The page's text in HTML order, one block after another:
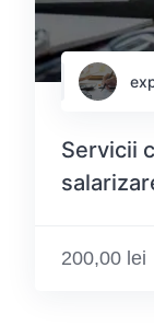
Servicii
200,00 lei